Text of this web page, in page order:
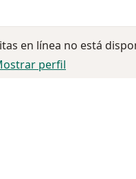
en línea no está
perfil